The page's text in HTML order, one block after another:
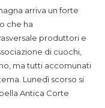
arriva un forte
che ha
produttori e
di cuochi,
ma tutti accomunati
Lunedì scorso si
Antica Corte